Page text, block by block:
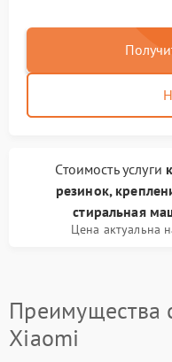
Стоимость услуги
резинок,
стиральная
Цена актуальна
Преимущества
Xiaomi